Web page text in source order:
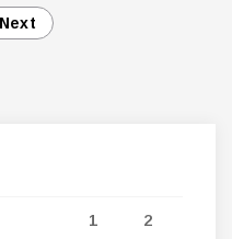
Next
1 2